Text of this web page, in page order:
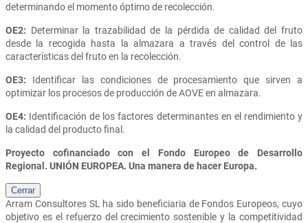
determinando el momento óptimo de recolección.
OE2: Determinar la trazabilidad de la pérdida de calidad del fruto
desde la recogida hasta la almazara a través del control de las
características del fruto en la recolección.
OE3: Identificar las condiciones de procesamiento que sirven a
optimizar los procesos de producción de AOVE en almazara.
OE4: Identificación de los factores determinantes en el rendimiento y
la calidad del producto final.
Proyecto cofinanciado con el Fondo Europeo de Desarrollo
Regional. UNIÓN EUROPEA. Una manera de hacer Europa.
Cerrar
Arram Consultores SL
ha sido beneficiaria de Fondos Europeos, cuyo
objetivo es el refuerzo del crecimiento sostenible y la competitividad